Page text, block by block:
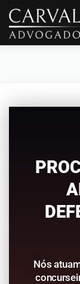
DIREITO-
Nós